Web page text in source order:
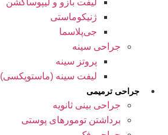
لیفت بازو و لیپوساکشن
ژنیکوماستی
جی‌پلاسما
جراحی سینه
پروتز سینه
لیفت سینه (ماستوپکسی)
جراحی ترمیمی
جراحی بینی ثانویه
برداشتن تومورهای پوستی